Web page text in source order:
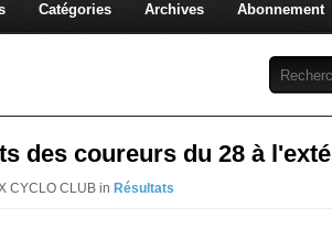
Catégories Archives Abonnement
des coureurs du 28 à
CYCLO CLUB in Résultats